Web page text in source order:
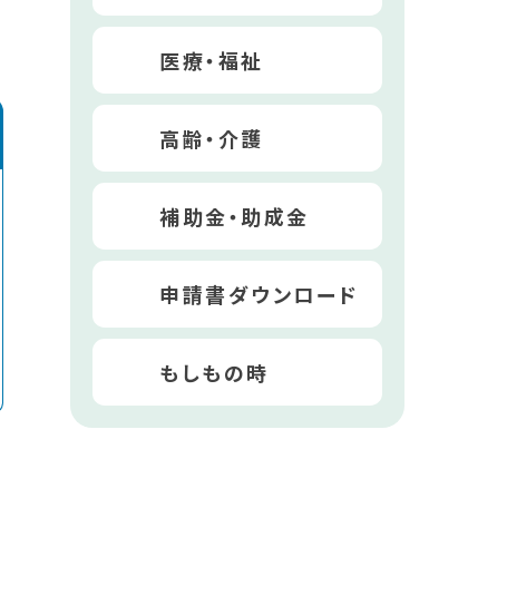
医療・福祉
高齢・介護
補助金・助成金
申請書ダウンロード
もしもの時